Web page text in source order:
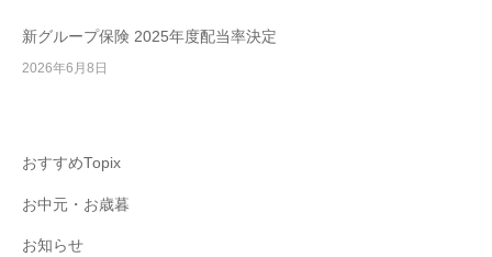
新グループ保険 2025年度配当率決定
2026年6月8日
おすすめTopix
お中元・お歳暮
お知らせ